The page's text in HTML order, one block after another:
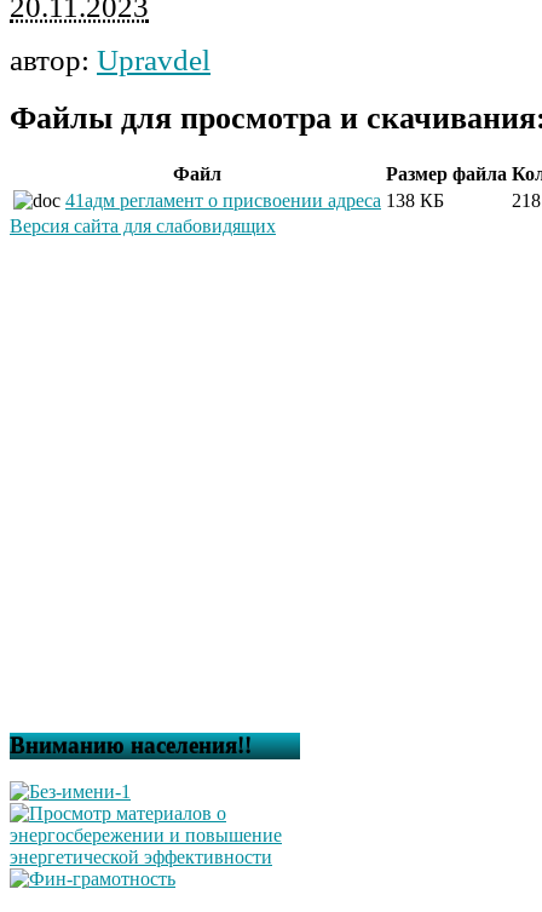
автор: Upravdel
Файлы для просмотра и
Файл Размер файла
41адм регламент о присвоении адреса 138 КБ
218
Версия сайта для слабовидящих
Вниманию населения!!